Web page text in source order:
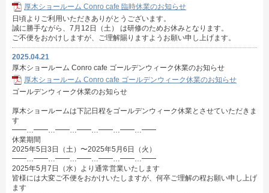
厚木ショールーム Conro cafe 臨時休業のお知らせ
日頃よりご利用いただきありがとうございます。
誠に勝手ながら、7月12日（土） は研修のためお休みとなります。
ご不便をおかけしますが、ご理解賜りますようお願い申し上げます。
2025.04.21
厚木ショールーム Conro cafe ゴールデンウィーク休業のお知らせ
厚木ショールーム Conro cafe ゴールデンウィーク休業のお知らせ
ゴールデンウィーク休業のお知らせ
厚木ショールームは下記日程をゴールデンウィーク休業とさせていただきま
す
━━…━━…━━…━━…━━…━━…━━
休業期間
2025年5日3日（土）〜2025年5月6日（火）
━━…━━…━━…━━…━━…━━…━━
2025年5月7日（水）より通常営業いたします
皆様には大変ご不便をおかけいたしますが、何卒ご理解の程お願い申し上げ
ます